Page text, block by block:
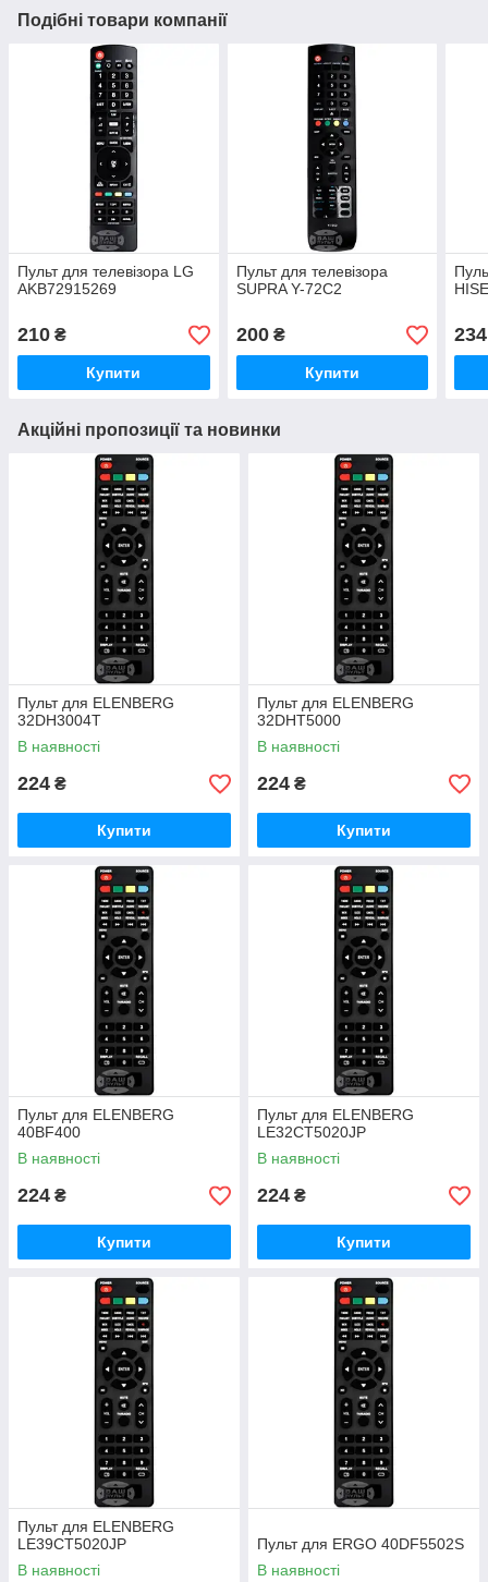
Подібні товари компанії
Пульт для телевізора LG
AKB72915269
210 ₴
Купити
Пульт для телевізора
SUPRA Y-72C2
200₴
Купити
234
Акційні пропозиції та новинки
Пульт для ELENBERG
32DH3004T
В наявності
224 ₴
Купити
Пульт для ELENBERG
32DHT5000
В наявності
224 ₴
Купити
Пульт для ELENBERG
40BF400
В наявності
224 ₴
Купити
Пульт для ELENBERG
LE32CT5020JP
В наявності
224 ₴
Купити
Пульт для ELENBERG
LE39CT5020JP
В наявності
Пульт для ERGO 40DF5502S
В наявності